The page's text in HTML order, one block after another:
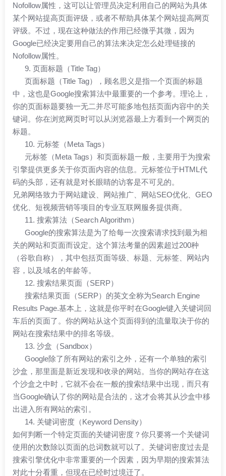
Nofollow属性，这可以让管理员决定利用自己的网站为具体
某个网站提高页面评级，或者不帮助具体某个网站提高网页
评级。不过，现在这种做法的作用已经微乎其微，因为
Google已经决定要用自己的算法来决定怎么处理链接的
Nofollow属性。
9. 页面标题（Title Tag）
页面标题（Title Tag），顾名思义是指一个页面的标题
中，这也是Google搜索算法中最重要的一个参考。理论上，
你的页面标题要独一无二并尽可能多地包括页面内容中的关
键词。你在浏览网页时可以从浏览器最上方看到一个网页的
标题。
10. 元标签（Meta Tags）
元标签（Meta Tags）和页面标题一般，主要用于为搜索
引擎提供更多关于你页面内容的信息。元标签位于HTML代
码的头部，还有就是对长眼睛的访客是不可见的。
兄弟网络致力于网站建设、网站推广、 网站SEO优化 、GEO
优化、短视频营销等项目的专业互联网服务提供商。
11. 搜索算法（Search Algorithm）
Google的搜索算法是为了给每一次搜索请求找到最为相
关的网站和页面而设定。这个算法考量的因素超过200种
（谷歌自称），其中包括页面等级、标题、元标签、网站内
容，以及域名的年龄等。
12. 搜索结果页面（SERP）
搜索结果页面（SERP）的英文全称为Search Engine
Results Page.基本上，这就是你平时在Google键入关键词回
车后的页面了。你的网站从这个页面得到的流量取决于你的
网站在搜索结果中的排名等级。
13. 沙盒（Sandbox）
Google除了所有网站的索引之外，还有一个单独的索引
沙盒，那里面是新近发现和收录的网站。当你的网站存在这
个沙盒之中时，它就不会在一般的搜索结果中出现，而只有
当Google确认了你的网站是合法的，这才会将其从沙盒中移
出进入所有网站的索引。
14. 关键词密度（Keyword Density）
如何判断一个特定页面的关键词密度？你只要将一个关键词
使用的次数除以页面的总词数就可以了。关键词密度过去是
搜索引擎优化中非常重要的一个因素，因为早期的搜索算法
对此十分看重，但现在已经时过境迁了。